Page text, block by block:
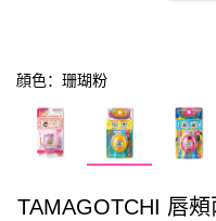
顔色：珊瑚粉
TAMAGOTCHI 唇